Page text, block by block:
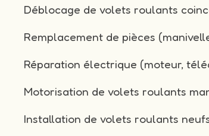
Déblocage de volets roulants
Remplacement de pièces
Réparation électrique (moteur,
Motorisation de volets roulants
Installation de volets roulants